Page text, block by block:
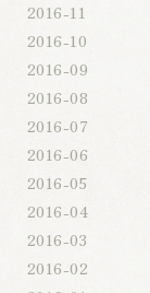
2016-11
2016-10
2016-09
2016-08
2016-07
2016-06
2016-05
2016-04
2016-03
2016-02